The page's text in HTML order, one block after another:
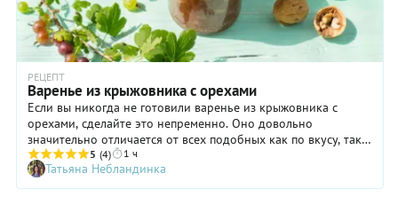
РЕЦЕПТ
Варенье из крыжовника с орехами
Если вы никогда не готовили варенье из крыжовника с
орехами, сделайте это непременно. Оно довольно
значительно отличается от всех подобных как по вкусу, так и
по внешнему виду. Текстура нашего варенья ближе к
джемовой, а добавление орехов делает ее еще более
оригинальной. Это лакомство очень приятно есть просто из
5 (4) 1 ч
Татьяна Небландинка